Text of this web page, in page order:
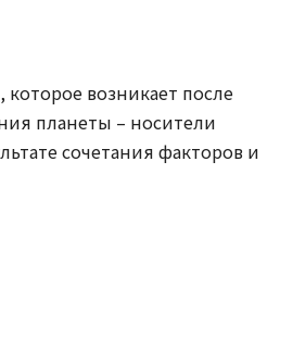
возникает после
планеты – носители
сочетания факторов и